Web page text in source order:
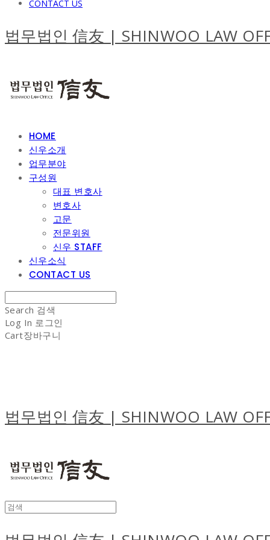
CONTACT US
법무법인 信友 | SHINWOO LAW
HOME
신우소개
업무분야
구성원
대표 변호사
변호사
고문
전문위원
신우 STAFF
신우소식
CONTACT US
Search 검색
Log In 로그인
Cart장바구니
법무법인 信友 | SHINWOO LAW